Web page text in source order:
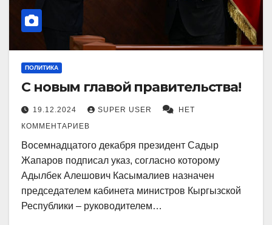
ПОЛИТИКА
С новым главой правительства!
19.12.2024 SUPER USER
НЕТ
КОММЕНТАРИЕВ
Восемнадцатого декабря президент Садыр
Жапаров подписал указ, согласно которому
Адылбек Алешович Касымалиев назначен
председателем кабинета министров Кыргызской
Республики – руководителем…